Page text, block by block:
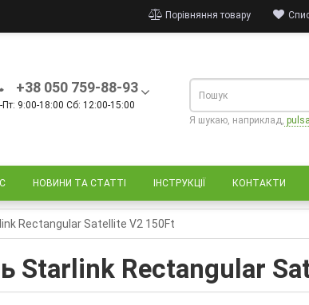
Порівняння товару
+38 050 759-88-93
Пт: 9:00-18:00 Сб: 12:00-15:00
Я шукаю, наприклад,
НОВИНИ ТА СТАТТІ ІНСТРУКЦІЇ КОНТАКТИ
Rectangular Satellite V2 150Ft
Starlink Rectangular